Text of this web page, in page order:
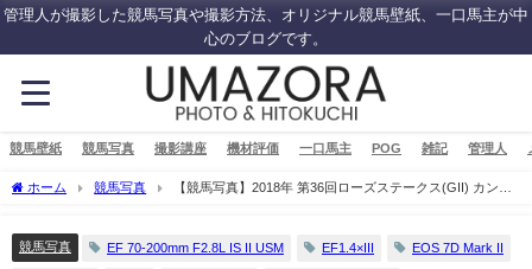
管理人が撮影した競馬写真や撮影方法、オリジナル競馬壁紙、一口馬主が中
心のブログです。
競馬壁紙 競馬写真 撮影講座 機材評価 一口馬主 POG 雑記 管理人
ホーム 競馬写真
【競馬写真】2018年 第36回ローズステークス(GII) カンタ
競馬写真 EF 70-200mm F2.8L IS II USM EF1.4×III EOS 7D Mark II